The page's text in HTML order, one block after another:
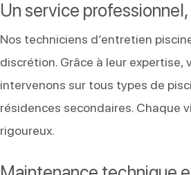
Un service
Nos techniciens d’entretien
discrétion. Grâce à leur expertise,
intervenons sur tous types de
résidences secondaires. Chaque
rigoureux.